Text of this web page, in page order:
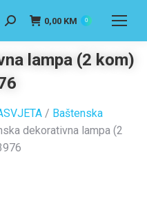
0,00 KM 0
lampa (2 kom)
/ Baštenska
dekorativna lampa (2